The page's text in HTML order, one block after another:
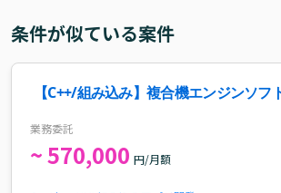
条件が似ている案件
【C++/組み込み】複合機エンジンソフ
業務委託
~ 570,000 円/月額